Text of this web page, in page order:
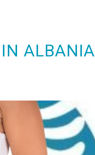
ALBANIA